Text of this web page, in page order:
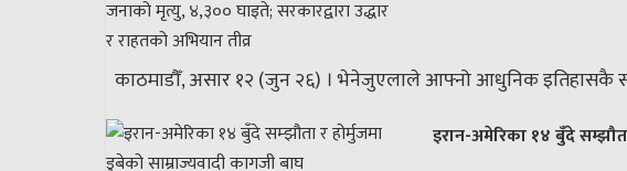
काठमाडौँ, असार १२ (जुन २६) । भेनेजुएलाले आफ्नो आधुनिक इतिहासकै
इरान-अमेरिका १४ बुँदे